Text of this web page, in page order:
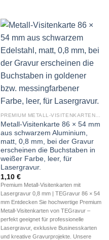
PREMIUM METALL-VISITENKARTEN (BLANKO METALLKARTEN 0,8 MM)
Metall-Visitenkarte 86 × 54 mm
aus schwarzem Aluminium,
matt, 0,8 mm, bei der Gravur
erscheinen die Buchstaben in
weißer Farbe, leer, für
Lasergravur.
1,10 €
Premium Metall-Visitenkarten mit
Lasergravur 0,8 mm | TEGravur 86 × 54
mm Entdecken Sie hochwertige Premium
Metall-Visitenkarten von TEGravur –
perfekt geeignet für professionelle
Lasergravur, exklusive Businesskarten
und kreative Gravurprojekte. Unsere